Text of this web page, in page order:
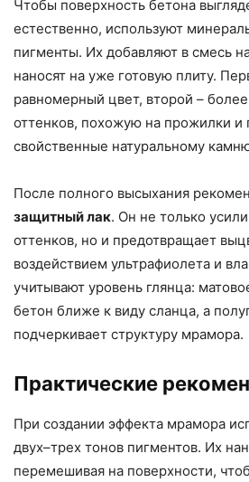
Чтобы поверхность бетона
естественно, используют
пигменты. Их добавляют в смесь
наносят на уже готовую плиту.
равномерный цвет, второй –
оттенков, похожую на прожилки и
свойственные натуральному
После полного высыхания
защитный лак. Он не только
оттенков, но и предотвращает
воздействием ультрафиолета и
учитывают уровень глянца:
бетон ближе к виду сланца, а
подчеркивает структуру мрамора.
Практические
При создании эффекта мрамора
двух–трех тонов пигментов. Их
перемешивая на поверхности,